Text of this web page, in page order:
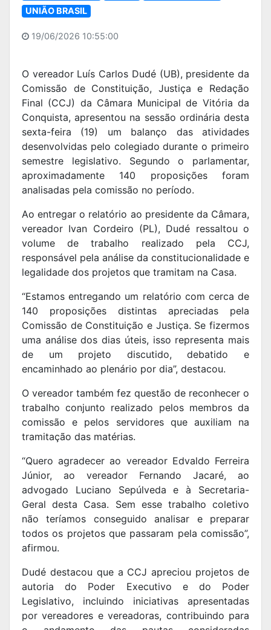
UNIÃO BRASIL
19/06/2026 10:55:00
O vereador Luís Carlos Dudé (UB), presidente da
Comissão de Constituição, Justiça e Redação
Final (CCJ) da Câmara Municipal de Vitória da
Conquista, apresentou na sessão ordinária desta
sexta-feira (19) um balanço das atividades
desenvolvidas pelo colegiado durante o primeiro
semestre legislativo. Segundo o parlamentar,
aproximadamente 140 proposições foram
analisadas pela comissão no período.
Ao entregar o relatório ao presidente da Câmara,
vereador Ivan Cordeiro (PL), Dudé ressaltou o
volume de trabalho realizado pela CCJ,
responsável pela análise da constitucionalidade e
legalidade dos projetos que tramitam na Casa.
“Estamos entregando um relatório com cerca de
140 proposições distintas apreciadas pela
Comissão de Constituição e Justiça. Se fizermos
uma análise dos dias úteis, isso representa mais
de um projeto discutido, debatido e
encaminhado ao plenário por dia”, destacou.
O vereador também fez questão de reconhecer o
trabalho conjunto realizado pelos membros da
comissão e pelos servidores que auxiliam na
tramitação das matérias.
“Quero agradecer ao vereador Edvaldo Ferreira
Júnior, ao vereador Fernando Jacaré, ao
advogado Luciano Sepúlveda e à Secretaria-
Geral desta Casa. Sem esse trabalho coletivo
não teríamos conseguido analisar e preparar
todos os projetos que passaram pela comissão”,
afirmou.
Dudé destacou que a CCJ apreciou projetos de
autoria do Poder Executivo e do Poder
Legislativo, incluindo iniciativas apresentadas
por vereadores e vereadoras, contribuindo para